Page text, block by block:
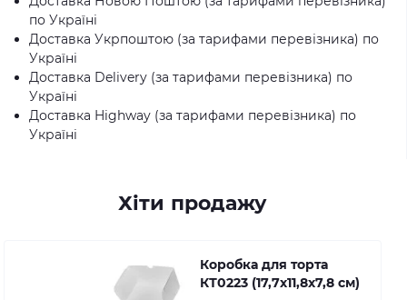
по Україні
Доставка Укрпоштою (за тарифами перевізника) по
Україні
Доставка Delivery (за тарифами перевізника) по
Україні
Доставка Highway (за тарифами перевізника) по
Україні
Хіти продажу
Коробка для торта
КТ0223 (17,7х11,8х7,8 см)